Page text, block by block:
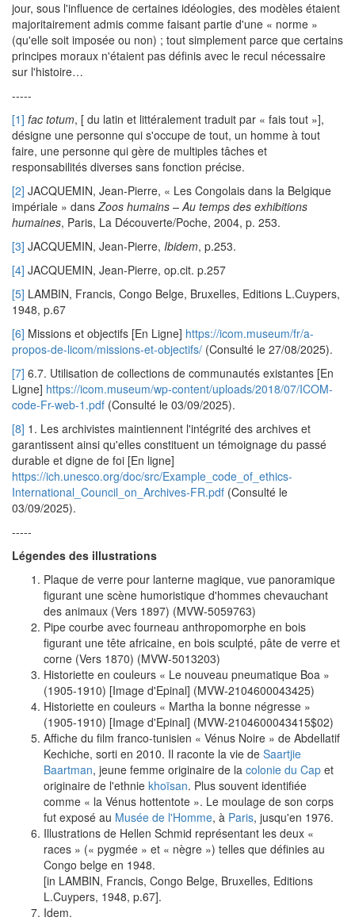
jour, sous l'influence de certaines idéologies, des modèles étaient
majoritairement admis comme faisant partie d'une « norme »
(qu'elle soit imposée ou non) ; tout simplement parce que certains
principes moraux n'étaient pas définis avec le recul nécessaire
sur l'histoire…
-----
[1] fac totum, [ du latin et littéralement traduit par « fais tout »],
désigne une personne qui s'occupe de tout, un homme à tout
faire, une personne qui gère de multiples tâches et
responsabilités diverses sans fonction précise.
[2] JACQUEMIN, Jean-Pierre, « Les Congolais dans la Belgique
impériale » dansZoos humains – Au temps des exhibitions
humaines, Paris, La Découverte/Poche, 2004, p. 253.
[3] JACQUEMIN, Jean-Pierre, Ibidem, p.253.
[4] JACQUEMIN, Jean-Pierre, op.cit. p.257
[5] LAMBIN, Francis, Congo Belge, Bruxelles, Editions L.Cuypers,
1948, p.67
[6] Missions et objectifs [En Ligne] https://icom.museum/fr/a-
propos-de-licom/missions-et-objectifs/ (Consulté le 27/08/2025).
[7] 6.7. Utilisation de collections de communautés existantes [En
Ligne] https://icom.museum/wp-content/uploads/2018/07/ICOM-
code-Fr-web-1.pdf (Consulté le 03/09/2025).
[8] 1. Les archivistes maintiennent l'intégrité des archives et
garantissent ainsi qu'elles constituent un témoignage du passé
durable et digne de foi [En ligne]
https://ich.unesco.org/doc/src/Example_code_of_ethics-
International_Council_on_Archives-FR.pdf (Consulté le
03/09/2025).
-----
Légendes des illustrations
Plaque de verre pour lanterne magique, vue panoramique
figurant une scène humoristique d'hommes chevauchant
des animaux (Vers 1897) (MVW-5059763)
Pipe courbe avec fourneau anthropomorphe en bois
figurant une tête africaine, en bois sculpté, pâte de verre et
corne (Vers 1870) (MVW-5013203)
Historiette en couleurs « Le nouveau pneumatique Boa »
(1905-1910) [Image d'Epinal] (MVW-2104600043425)
Historiette en couleurs « Martha la bonne négresse »
(1905-1910) [Image d'Epinal] (MVW-2104600043415$02)
Affiche du film franco-tunisien « Vénus Noire » de Abdellatif
Kechiche, sorti en 2010. Il raconte la vie de Saartjie
Baartman, jeune femme originaire de la colonie du Cap et
originaire de l'ethnie khoïsan. Plus souvent identifiée
comme « la Vénus hottentote ». Le moulage de son corps
fut exposé au Musée de l'Homme, à Paris, jusqu'en 1976.
Illustrations de Hellen Schmid représentant les deux «
races » (« pygmée » et « nègre ») telles que définies au
Congo belge en 1948.
[in LAMBIN, Francis, Congo Belge, Bruxelles, Editions
L.Cuypers, 1948, p.67].
Idem.